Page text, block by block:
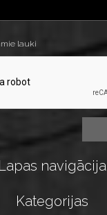
lauki
Lapas navigācija
Kategorijas